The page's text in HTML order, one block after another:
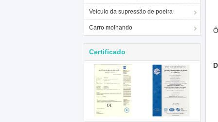
Veículo da supressão de poeira
Carro molhando
Certificado